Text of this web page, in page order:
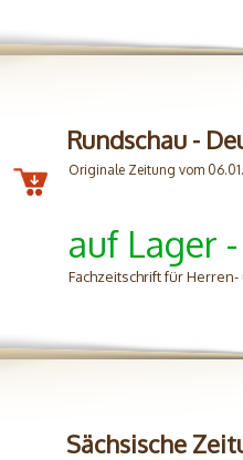
Rundschau -
Originale Zeitung vom
auf Lager
Fachzeitschrift für
Sächsische